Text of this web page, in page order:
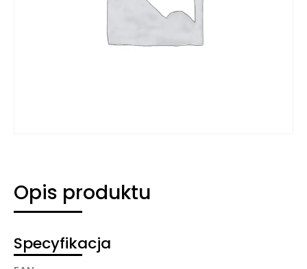
Opis produktu
Specyfikacja